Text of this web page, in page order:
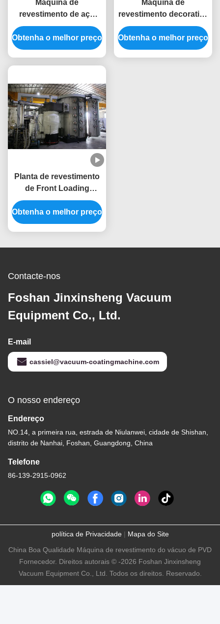
Máquina de
revestimento de aço
inoxidável do puxador
da porta PVD do metal
Obtenha o melhor preço
Máquina de
revestimento decorativa
colorida dos SS PVD do
hardware do metal
Obtenha o melhor preço
Planta de revestimento
de Front Loading
Stainless Steel
Furniture PVD
Obtenha o melhor preço
Contacte-nos
Foshan Jinxinsheng Vacuum
Equipment Co., Ltd.
E-mail
cassiel@vacuum-coatingmachine.com
O nosso endereço
Endereço
NO.14, a primeira rua, estrada de Niulanwei, cidade de Shishan,
distrito de Nanhai, Foshan, Guangdong, China
Telefone
86-139-2915-0962
política de Privacidade| Mapa do Site
China Boa Qualidade Máquina de revestimento do vácuo de PVD
Fornecedor. Direitos autorais © -2026 Foshan Jinxinsheng
Vacuum Equipment Co., Ltd. Todos os direitos. Reservado.